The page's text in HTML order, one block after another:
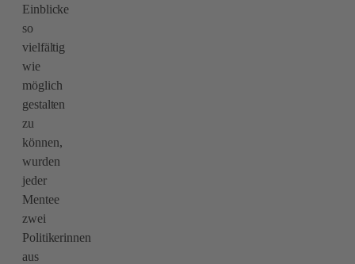
Einblicke
so
vielfältig
wie
möglich
gestalten
zu
können,
wurden
jeder
Mentee
zwei
Politikerinnen
aus